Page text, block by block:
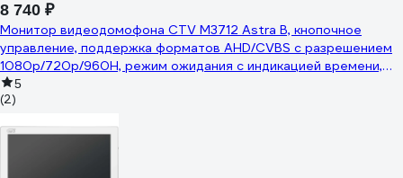
8 740 ₽
Монитор видеодомофона CTV M3712 Astra B, кнопочное
управление, поддержка форматов AHD/CVBS с разрешением
1080p/720p/960H, режим ожидания с индикацией времени,
встроенны 10-0001035
5
(2)